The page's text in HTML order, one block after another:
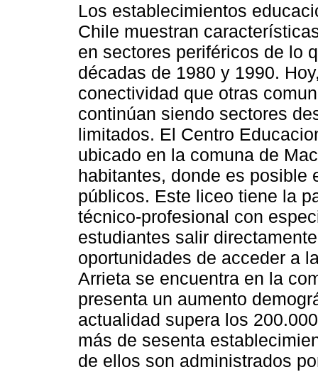
Los establecimientos
Chile muestran
en sectores periféricos de lo
décadas de 1980 y 1990.
conectividad que otras
continúan siendo sectores
limitados. El Centro
ubicado en la comuna de
habitantes, donde es posible
públicos. Este liceo tiene la
técnico-profesional con
estudiantes salir
oportunidades de acceder a
Arrieta se encuentra en la
presenta un aumento
actualidad supera los
más de sesenta
de ellos son administrados